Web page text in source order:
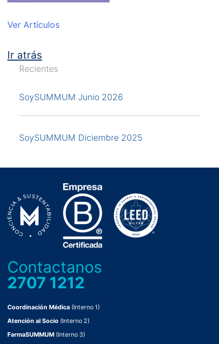
Ver Artículos
Ir atrás
Recientes
SoySUMMUM Junio 2026
SoySUMMUM Diciembre 2025
Contactanos
2707 1212
Coordinación Médica (Interno 1)
Atención al Socio (Interno 2)
FarmaSUMMUM (Interno 3)